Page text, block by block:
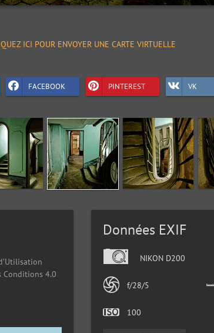
ICI POUR ENVOYER UNE CARTE VIRTUELLE
FACEBOOK PINTEREST VK
Conditions 4.0
Données EXIF
NIKON D200
f/28/5
100